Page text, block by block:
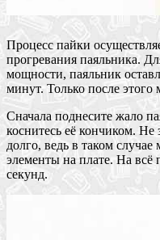
Процесс пайки
прогревания паяльника.
мощности, паяльник
минут. Только после
Сначала поднесите жало
коснитесь её кончиком.
долго, ведь в таком случае
элементы на плате. На всё
секунд.